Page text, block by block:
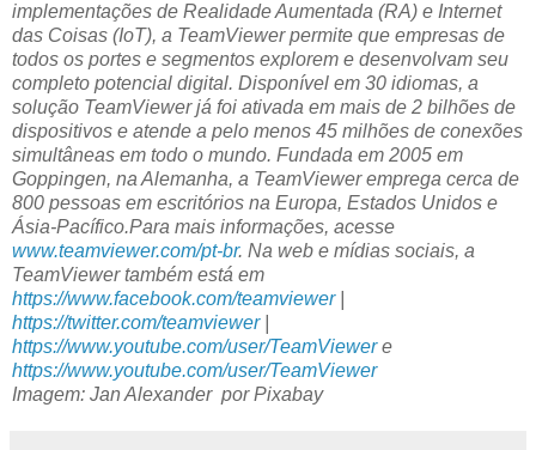
implementações de Realidade Aumentada (RA) e Internet
das Coisas (IoT), a TeamViewer permite que empresas de
todos os portes e segmentos explorem e desenvolvam seu
completo potencial digital. Disponível em 30 idiomas, a
solução TeamViewer já foi ativada em mais de 2 bilhões de
dispositivos e atende a pelo menos 45 milhões de conexões
simultâneas em todo o mundo. Fundada em 2005 em
Goppingen, na Alemanha, a TeamViewer emprega cerca de
800 pessoas em escritórios na Europa, Estados Unidos e
Ásia-Pacífico.Para mais informações, acesse
www.teamviewer.com/pt-br. Na web e mídias sociais, a
TeamViewer também está em
https://www.facebook.com/teamviewer|
https://twitter.com/teamviewer|
https://www.youtube.com/user/TeamViewere
https://www.youtube.com/user/TeamViewer
Imagem: Jan Alexander por Pixabay